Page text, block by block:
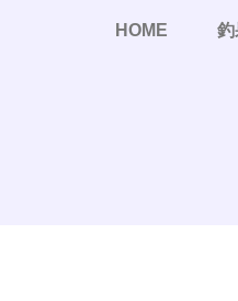
HOME 釣